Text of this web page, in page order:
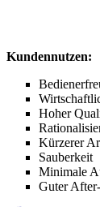
Kundennutzen:
Hoher
Kürzerer
Sauberkeit
Minimale
Guter